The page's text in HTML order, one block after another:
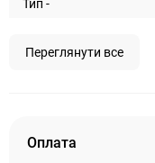
Тип -
Переглянути все
Оплата